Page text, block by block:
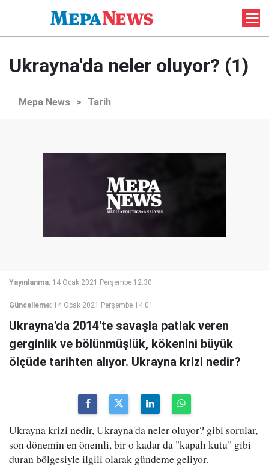
Ukrayna'da neler oluyor? (1)
Mepa News > Tarih
Yayınlanma: 14 Ocak 2021 Perşembe 12:30
Güncelleme: 14 Ocak 2021 Perşembe 14:01
Ukrayna'da 2014'te savaşla patlak veren
gerginlik ve bölünmüşlük, kökenini büyük
ölçüde tarihten alıyor. Ukrayna krizi nedir?
Ukrayna krizi nedir, Ukrayna'da neler oluyor? gibi sorular,
son dönemin en önemli, bir o kadar da "kapalı kutu" gibi
duran bölgesiyle ilgili olarak gündeme geliyor.